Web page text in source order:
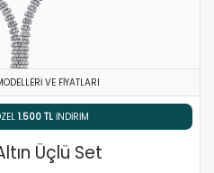
VE FIYATLARI
/ EFT İNDIRIMI
Üçlü Set